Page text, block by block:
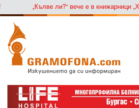
„Кълве ли?“ вече е в книжарници „Хеликон“